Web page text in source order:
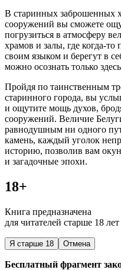
В старинных заброшенных
сооружений вы сможете
погрузиться в атмосферу
храмов и залы, где когда-
своим языком и берегут в
можно осознать только
Пройдя по таинственным
старинного города, вы
и ощутите мощь духов,
сооружений. Величие
равнодушным ни одного
камень, каждый уголок
историю, позволив вам
и загадочные эпохи.
18+
Книга предназначена
для читателей старше 18 лет
Я старше 18 Отмена
Бесплатный фрагмент